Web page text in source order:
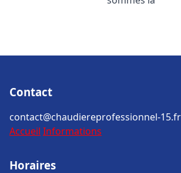
Contact
contact@chaudiereprofessionnel-15.fr
Accueil Informations
Horaires